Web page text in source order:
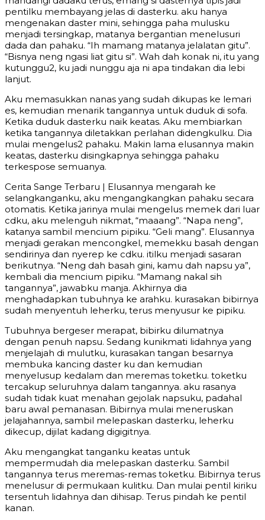
pentilku membayang jelas di dasterku. aku hanya
mengenakan daster mini, sehingga paha mulusku
menjadi tersingkap, matanya bergantian menelusuri
dada dan pahaku. “Ih mamang matanya jelalatan gitu”.
“Bisnya neng ngasi liat gitu si”. Wah dah konak ni, itu yang
kutunggu2, ku jadi nunggu aja ni apa tindakan dia lebi
lanjut.
Aku memasukkan nanas yang sudah dikupas ke lemari
es, kemudian menarik tangannya untuk duduk di sofa.
Ketika duduk dasterku naik keatas. Aku membiarkan
ketika tangannya diletakkan perlahan didengkulku. Dia
mulai mengelus2 pahaku. Makin lama elusannya makin
keatas, dasterku disingkapnya sehingga pahaku
terkespose semuanya.
Cerita Sange Terbaru | Elusannya mengarah ke
selangkanganku, aku mengangkangkan pahaku secara
otomatis. Ketika jarinya mulai mengelus memek dari luar
cdku, aku melenguh nikmat, “maaang”. “Napa neng”,
katanya sambil mencium pipiku. “Geli mang”. Elusannya
menjadi gerakan mencongkel, memekku basah dengan
sendirinya dan nyerep ke cdku. itilku menjadi sasaran
berikutnya. “Neng dah basah gini, kamu dah napsu ya”,
kembali dia mencium pipiku. “Mamang nakal sih
tangannya”, jawabku manja. Akhirnya dia
menghadapkan tubuhnya ke arahku. kurasakan bibirnya
sudah menyentuh leherku, terus menyusur ke pipiku.
Tubuhnya bergeser merapat, bibirku dilumatnya
dengan penuh napsu. Sedang kunikmati lidahnya yang
menjelajah di mulutku, kurasakan tangan besarnya
membuka kancing daster ku dan kemudian
menyelusup kedalam dan meremas toketku. toketku
tercakup seluruhnya dalam tangannya. aku rasanya
sudah tidak kuat menahan gejolak napsuku, padahal
baru awal pemanasan. Bibirnya mulai meneruskan
jelajahannya, sambil melepaskan dasterku, leherku
dikecup, dijilat kadang digigitnya.
Aku mengangkat tanganku keatas untuk
mempermudah dia melepaskan dasterku. Sambil
tangannya terus meremas-remas toketku. Bibirnya terus
menelusur di permukaan kulitku. Dan mulai pentil kiriku
tersentuh lidahnya dan dihisap. Terus pindah ke pentil
kanan.